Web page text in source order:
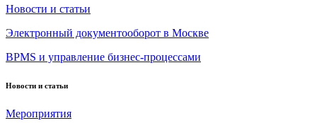
Новости и статьи
Электронный документооборот в Москве
BPMS и управление бизнес-процессами
Новости и статьи
Мероприятия